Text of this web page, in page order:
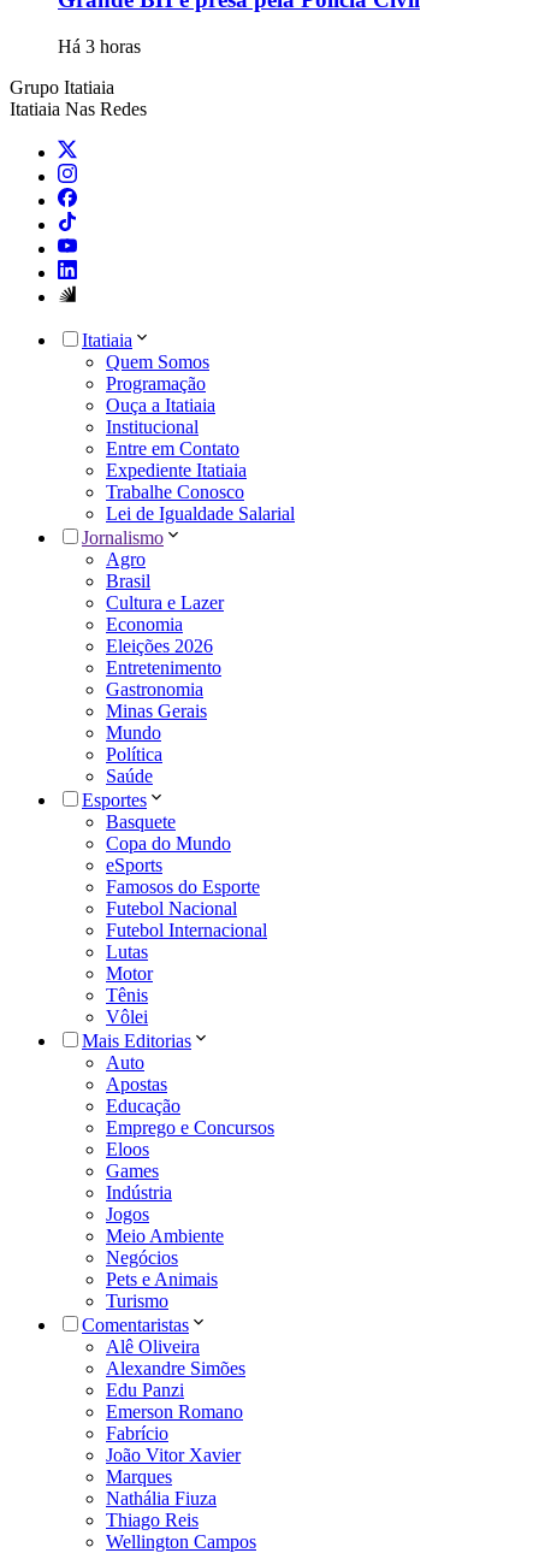
Há 3 horas
Grupo Itatiaia
Itatiaia Nas Redes
Itatiaia
Quem Somos
Programação
Ouça a Itatiaia
Institucional
Entre em Contato
Expediente Itatiaia
Trabalhe Conosco
Lei de Igualdade Salarial
Jornalismo
Agro
Brasil
Cultura e Lazer
Economia
Eleições 2026
Entretenimento
Gastronomia
Minas Gerais
Mundo
Política
Saúde
Esportes
Basquete
Copa do Mundo
eSports
Famosos do Esporte
Futebol Nacional
Futebol Internacional
Lutas
Motor
Tênis
Vôlei
Mais Editorias
Auto
Apostas
Educação
Emprego e Concursos
Eloos
Games
Indústria
Jogos
Meio Ambiente
Negócios
Pets e Animais
Turismo
Comentaristas
Alê Oliveira
Alexandre Simões
Edu Panzi
Emerson Romano
Fabrício
João Vitor Xavier
Marques
Nathália Fiuza
Thiago Reis
Wellington Campos